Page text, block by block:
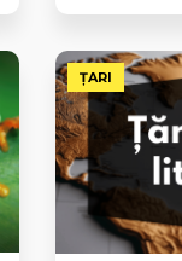
ȚARI